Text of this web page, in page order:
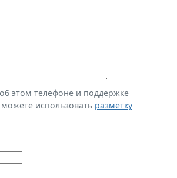
этом телефоне и поддержке
использовать разметку